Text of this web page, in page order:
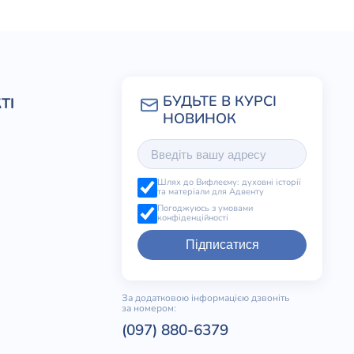
о современной поэзии)
Шлях до Вифлеєму: духовні історії
та матеріали для Адвенту
Погоджуюсь з умовами
конфіденційності
Підписатися
За додатковою інформацією дзвоніть
за номером:
(097) 880-6379